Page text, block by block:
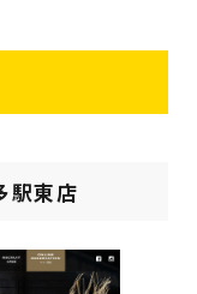
駅東店